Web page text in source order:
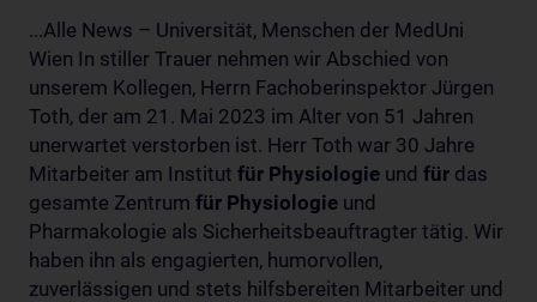
...Alle News – Universität, Menschen der MedUni
Wien In stiller Trauer nehmen wir Abschied von
unserem Kollegen, Herrn Fachoberinspektor Jürgen
Toth, der am 21. Mai 2023 im Alter von 51 Jahren
unerwartet verstorben ist. Herr Toth war 30 Jahre
Mitarbeiter am Institut für Physiologie und für das
gesamte Zentrum für Physiologie und
Pharmakologie als Sicherheitsbeauftragter tätig. Wir
haben ihn als engagierten, humorvollen,
zuverlässigen und stets hilfsbereiten Mitarbeiter und